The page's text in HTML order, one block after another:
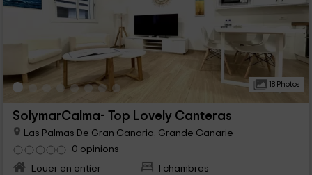
18 Photos
SolymarCalma- Top Lovely Canteras
Las Palmas De Gran Canaria, Grande Canarie
0 opinions
Louer en entier
1 chambres